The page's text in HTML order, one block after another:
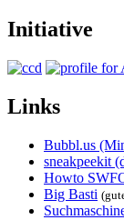
Initiative
Links
Bubbl.us
sneakpeekit
Howto
Big Basti